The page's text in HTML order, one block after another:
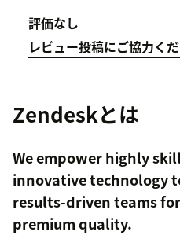
評価なし
レビュー投稿にご協力く
Zendeskとは
We empower highly
innovative technology
results-driven teams
premium quality.